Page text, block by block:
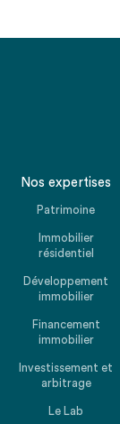
Nos expertises
Patrimoine
Immobilier
résidentiel
Développement
immobilier
Financement
immobilier
Investissement et
arbitrage
Le Lab